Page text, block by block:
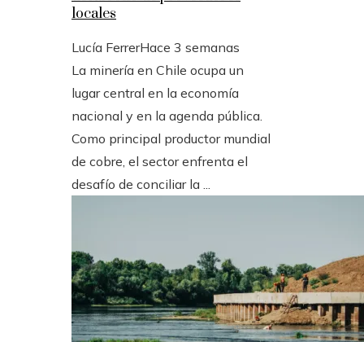
locales
Lucía FerrerHace 3 semanas
La minería en Chile ocupa un
lugar central en la economía
nacional y en la agenda pública.
Como principal productor mundial
de cobre, el sector enfrenta el
desafío de conciliar la ...